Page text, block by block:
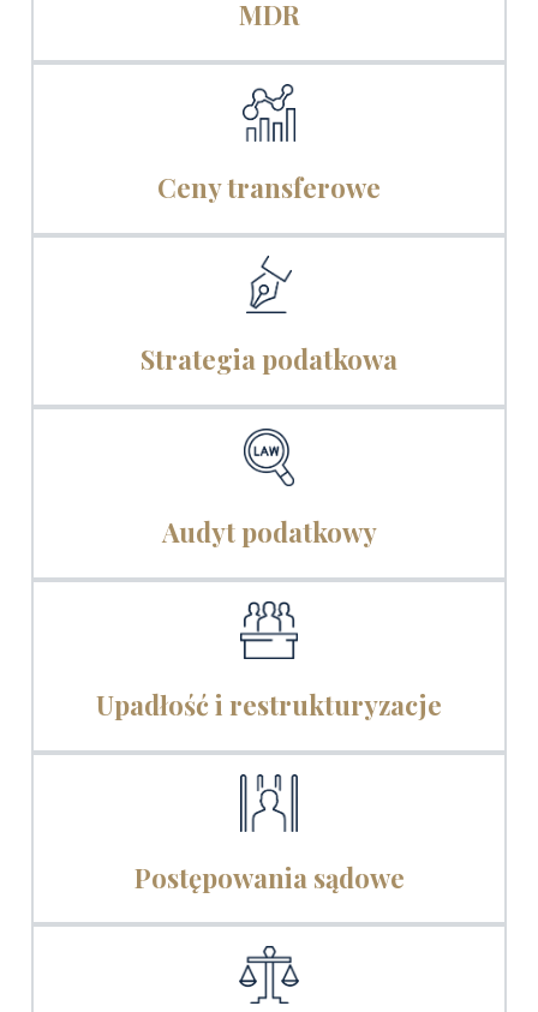
MDR
Ceny transferowe
Strategia podatkowa
Audyt podatkowy
Upadłość i restrukturyzacje
Postępowania sądowe